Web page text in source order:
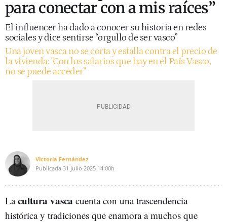
para conectar con a mis raíces”
El influencer ha dado a conocer su historia en redes
sociales y dice sentirse “orgullo de ser vasco”
Una joven vasca no se corta y estalla contra el precio de
la vivienda: "Con los salarios que hay en el País Vasco,
no se puede acceder"
Victoria Fernández
Publicada 31 julio 2025 14:00h
Lacultura vasca cuenta con una trascendencia
histórica y tradiciones que enamora a muchos que